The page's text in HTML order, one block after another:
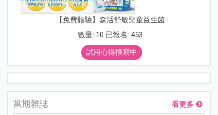
【免費體驗】森活舒敏兒童益生菌
數量: 10 已報名: 453
試用心得撰寫中
當期雜誌 看更多